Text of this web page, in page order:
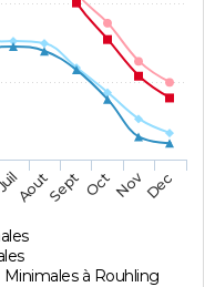
Minimales à Rouhling
AoutSept OctNovDec